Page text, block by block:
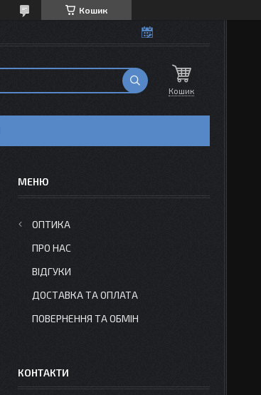
Кошик
Кошик
ОПТИКА
ПРО НАС
ВІДГУКИ
ДОСТАВКА ТА ОПЛАТА
ПОВЕРНЕННЯ ТА ОБМІН
КОНТАКТИ